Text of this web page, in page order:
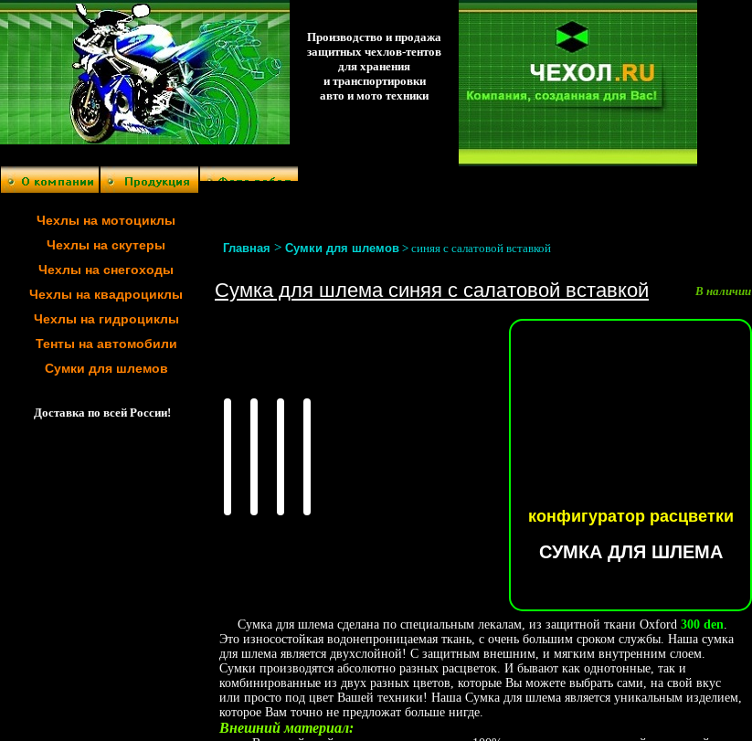
Производство и продажа
защитных чехлов-тентов
для хранения
и транспортировки
авто и мото техники
Чехлы на мотоциклы
Чехлы на скутеры
Чехлы на снегоходы
Чехлы на квадроциклы
Чехлы на гидроциклы
Тенты на автомобили
Сумки для шлемов
Доставка по всей России!
Главная > Сумки для шлемов > синяя с салатовой вставкой
Сумка для шлема синяя с салатовой вставкой В наличии
конфигуратор расцветки
СУМКА ДЛЯ ШЛЕМА
Сумка для шлема сделана по специальным лекалам, из защитной ткани Oxford 300 den.
Это износостойкая водонепроницаемая ткань, с очень большим сроком службы. Наша сумка
для шлема является двухслойной! С защитным внешним, и мягким внутренним слоем.
Сумки производятся абсолютно разных расцветок. И бывают как однотонные, так и
комбинированные из двух разных цветов, которые Вы можете выбрать сами, на свой вкус
или просто под цвет Вашей техники! Наша Сумка для шлема является уникальным изделием,
которое Вам точно не предложат больше нигде.
Внешний материал: